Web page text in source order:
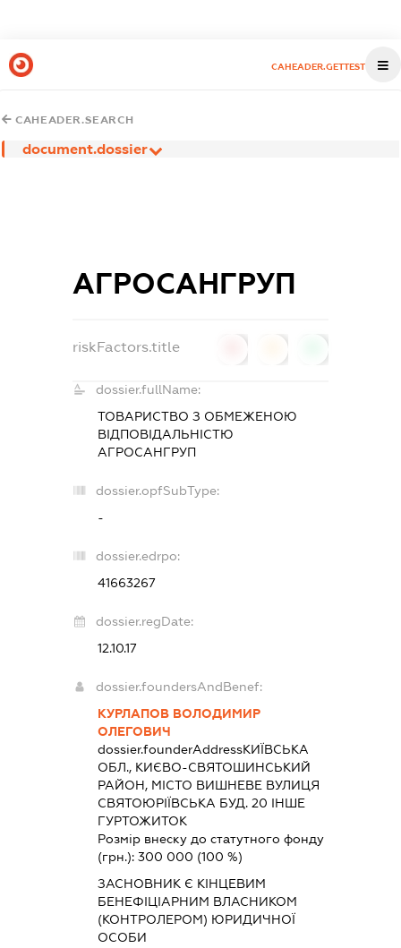
CAHEADER.GETTEST
CAHEADER.SEARCH
document.dossier
АГРОСАНГРУП
riskFactors.title
dossier.fullName:
ТОВАРИСТВО З ОБМЕЖЕНОЮ
ВІДПОВІДАЛЬНІСТЮ
АГРОСАНГРУП
dossier.opfSubType:
-
dossier.edrpo:
41663267
dossier.regDate:
12.10.17
dossier.foundersAndBenef:
КУРЛАПОВ ВОЛОДИМИР
ОЛЕГОВИЧ
dossier.founderAddressКИЇВСЬКА
ОБЛ., КИЄВО-СВЯТОШИНСЬКИЙ
РАЙОН, МІСТО ВИШНЕВЕ ВУЛИЦЯ
СВЯТОЮРІЇВСЬКА БУД. 20 ІНШЕ
ГУРТОЖИТОК
Розмір внеску до статутного фонду
(грн.):300 000 (100 %)
ЗАСНОВНИК Є КІНЦЕВИМ
БЕНЕФІЦІАРНИМ ВЛАСНИКОМ
(КОНТРОЛЕРОМ) ЮРИДИЧНОЇ
ОСОБИ